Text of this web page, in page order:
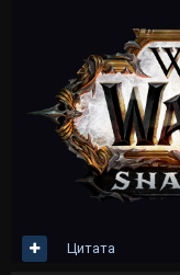
Цитата